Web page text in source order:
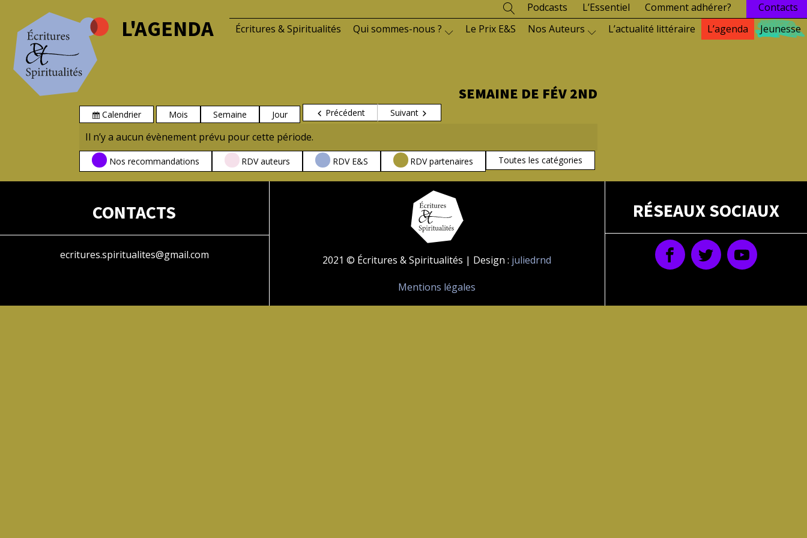
Podcasts L’Essentiel Comment adhérer?
Contacts
Écritures & Spiritualités
Qui sommes-nous ? Le Prix E&S Nos Auteurs L’actualité littéraire L’agenda Jeunesse
L'AGENDA
SEMAINE DE FÉV 2ND
Vue
Calendrier Mois Semaine Jour Précédent Suivant
Il n’y a aucun évènement prévu pour cette période.
CATÉGORIESNos recommandations RDV auteurs RDV E&S RDV partenaires Toutes les catégories
CONTACTS
ecritures.spiritualites@gmail.com 2021 © Écritures & Spiritualités | Design : juliedrnd
Mentions légales
RÉSEAUX SOCIAUX